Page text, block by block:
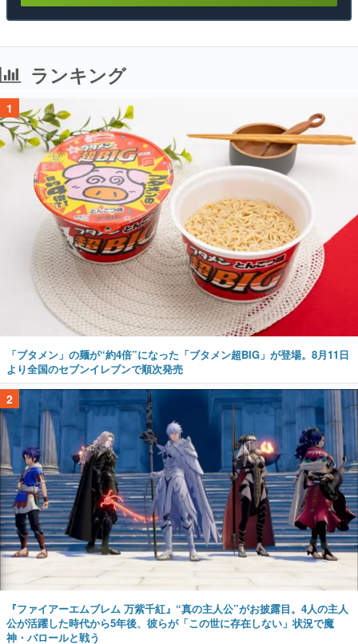
ランキング
1
「ブタメン」の麺が“約4倍”になった「ブタメン超BIG」が登場。8月11日
より全国のセブンイレブンで順次発売
2
『ファイアーエムブレム 万紫千紅』“真の主人公”がお披露目。4人の主人
公が活躍した時代から5年後、彼らが「この世に存在しない」状況で魔
神・バロールと戦う